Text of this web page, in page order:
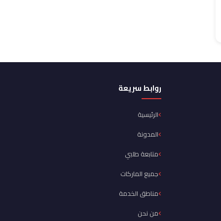
روابط سريعة
الرئيسية
المدونة
متابعة طلبي
جميع الماركات
مناطق الخدمة
من نحن